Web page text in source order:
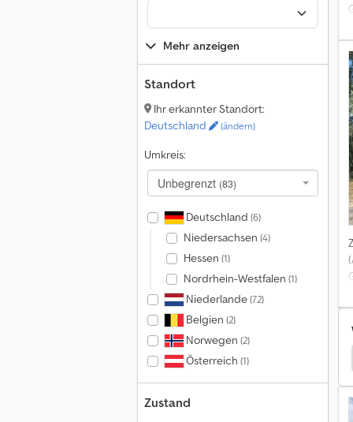
Mehr anzeigen
Standort
Ihr erkannter Standort:
Deutschland
(ändern)
Umkreis:
Unbegrenzt (83)
Deutschland (6)
Niedersachsen (4)
Hessen (1)
Nordrhein-Westfalen (1)
Niederlande(72)
Belgien (2)
Norwegen (2)
Österreich (1)
Zustand
Van Hool Auflieger Mit Pritsche & Plane